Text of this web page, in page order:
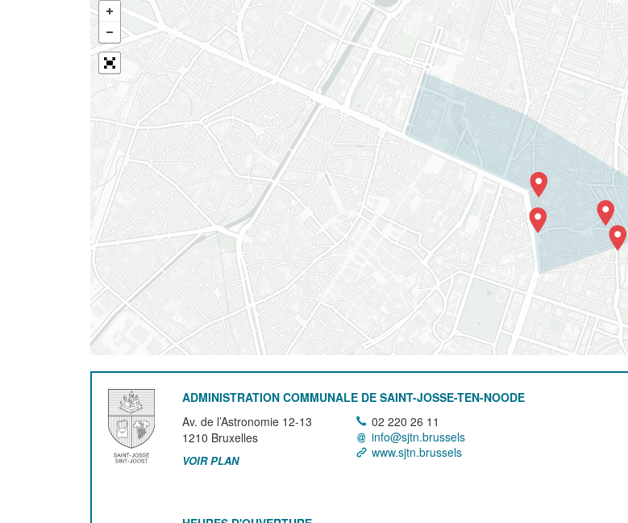
ADMINISTRATION COMMUNALE DE SAINT-JOSSE-TEN-NOODE
Av. de l’Astronomie 12-13
1210 Bruxelles
VOIR PLAN
02 220 26 11
info@sjtn.brussels
www.sjtn.brussels